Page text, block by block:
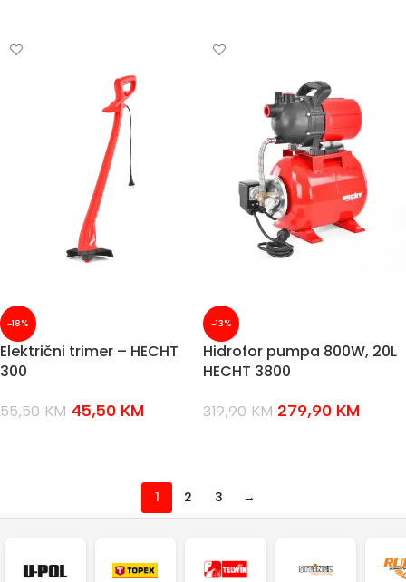
-18%
Električni trimer – HECHT
300
55,50KM 45,50 KM
-13%
Hidrofor pumpa 800W, 20L
HECHT 3800
319,90KM 279,90 KM
1 2 3 →